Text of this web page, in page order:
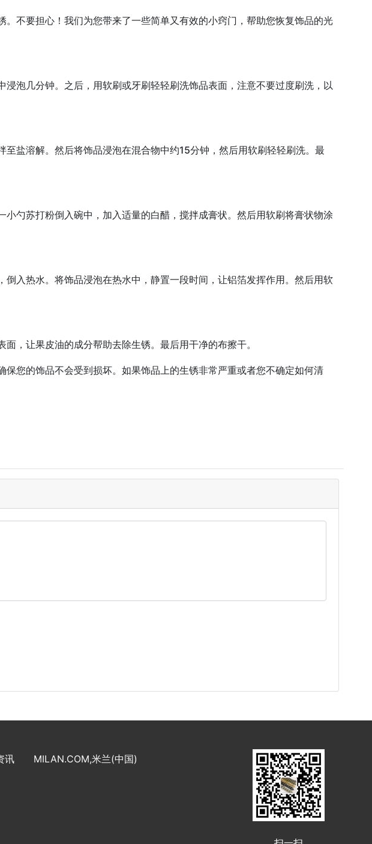
不要担心！我们为您带来了一些简单又有效的小窍门，帮助您恢复饰品的光
泡几分钟。之后，用软刷或牙刷轻轻刷洗饰品表面，注意不要过度刷洗，以
盐溶解。然后将饰品浸泡在混合物中约15分钟，然后用软刷轻轻刷洗。最
勺苏打粉倒入碗中，加入适量的白醋，搅拌成膏状。然后用软刷将膏状物涂
入热水。将饰品浸泡在热水中，静置一段时间，让铝箔发挥作用。然后用软
，让果皮油的成分帮助去除生锈。最后用干净的布擦干。
您的饰品不会受到损坏。如果饰品上的生锈非常严重或者您不确定如何清
讯 MILAN.COM,米兰(中国)